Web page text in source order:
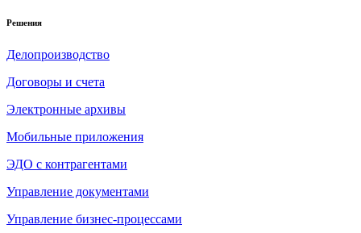
Решения
Делопроизводство
Договоры и счета
Электронные архивы
Мобильные приложения
ЭДО с контрагентами
Управление документами
Управление бизнес-процессами